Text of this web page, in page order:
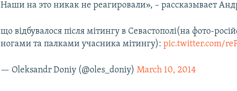
Наши на это никак не реагировали», – рассказывает
що відбувалося після мітингу в Севастополі(на фото-
ногами та палками учасника мітингу):pic.twitter.com/
— Oleksandr Doniy (@oles_doniy)March 10, 2014